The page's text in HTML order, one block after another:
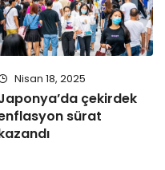
Nisan 18, 2025
çekirdek
sürat